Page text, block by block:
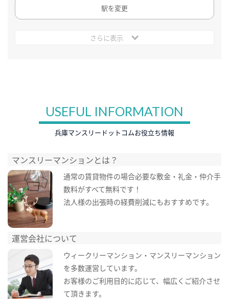
駅を変更
さらに表示
USEFUL INFORMATION
兵庫マンスリードットコムお役立ち情報
マンスリーマンションとは？
通常の賃貸物件の場合必要な敷金・礼金・仲介手
数料がすべて無料です！
法人様の出張時の経費削減にもおすすめです。
運営会社について
ウィークリーマンション・マンスリーマンション
を多数運営しています。
お客様のご利用目的に応じて、幅広くご紹介させ
て頂きます。